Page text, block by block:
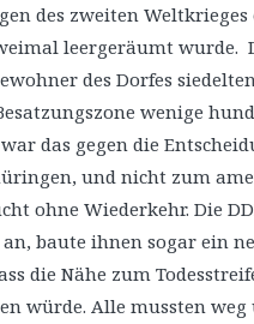
des zweiten
leergeräumt wurde.
des Dorfes
wenige
das gegen die
und nicht zum
ohne Wiederkehr. Die
baute ihnen sogar ein
die Nähe zum
würde. Alle mussten weg